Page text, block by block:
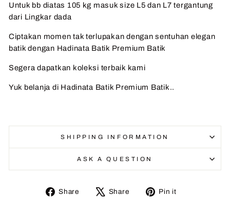
Untuk bb diatas 105 kg masuk size L5 dan L7 tergantung
dari Lingkar dada
Ciptakan momen tak terlupakan dengan sentuhan elegan
batik dengan Hadinata Batik Premium Batik
Segera dapatkan koleksi terbaik kami
Yuk belanja di Hadinata Batik Premium Batik..
SHIPPING INFORMATION
ASK A QUESTION
Share
Share
Share
Tweet Pin it